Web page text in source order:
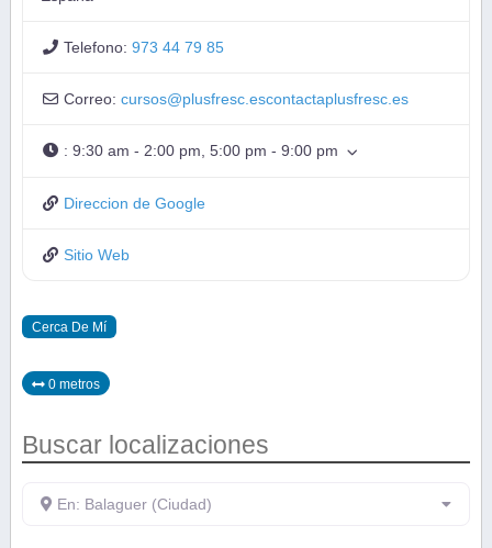
Telefono:973 44 79 85
Correo:cursos@plusfresc.escontactaplusfresc.es
:9:30 am - 2:00 pm, 5:00 pm - 9:00 pm
Direccion de Google
Sitio Web
Cerca De Mí
0 metros
Buscar localizaciones
En: Balaguer (Ciudad)